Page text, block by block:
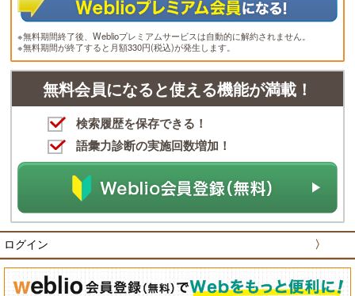
※無料期間終了後、Weblioプレミアムサービスは自動的に解約されません。
※無料期間が終了すると月額330円(税込)が発生します。
無料会員になると使える機能が満載！
検索履歴を保存できる！
語彙力診断の実施回数増加！
ログイン 〉